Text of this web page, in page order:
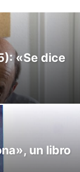
BASE
DE FÚTBOL
«Se dice
un libro